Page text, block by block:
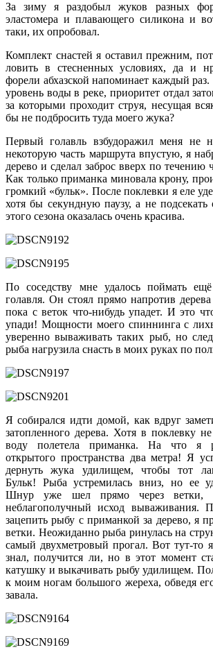
За зиму я раздобыл жуков разных
эластомера и плавающего силикона и
таки, их опробовал.
Комплект снастей я оставил прежним,
ловить в стесненных условиях, да и
форели абхазской напоминает каждый
уровень воды в реке, приоритет отдал
за которыми проходит струя, несущая
бы не подбросить туда моего жука?
Первый голавль взбудоражил меня не
некоторую часть маршрута впустую, я
дерево и сделал заброс вверх по течению
Как только приманка миновала крону,
громкий «бульк». После поклевки я еле
хотя бы секундную паузу, а не подсекать
этого сезона оказалась очень красива.
По соседству мне удалось поймать
голавля. Он стоял прямо напротив
пока с веток что-нибудь упадет. И это
упади! Мощности моего спиннинга с
уверенно вываживать таких рыб, но
рыба нагрузила снасть в моих руках по
Я собирался идти домой, как вдруг
затопленного дерева. Хотя в поклевку
воду полетела приманка. На что я
открытого пространства два метра! Я
дернуть жука удилищем, чтобы тот
Бульк! Рыба устремилась вниз, но ее
Шнур уже шел прямо через ветки,
неблагополучный исход вываживания.
зацепить рыбу с приманкой за дерево, я
ветки. Неожиданно рыба ринулась на
самый двухметровый прогал. Вот тут-то
знал, получится ли, но в этот момент
катушку и выкачивать рыбу удилищем.
к моим ногам большого жереха, обведя
завала.